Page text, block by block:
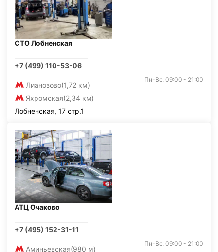
СТО Лобненская
+7 (499) 110-53-06
Лианозово(1,72 км)
Яхромская(2,34 км)
Пн-Вс: 09:00 - 21:00
Лобненская, 17 стр.1
АТЦ Очаково
+7 (495) 152-31-11
Аминьевская(980 м)
Пн-Вс: 09:00 - 21:00